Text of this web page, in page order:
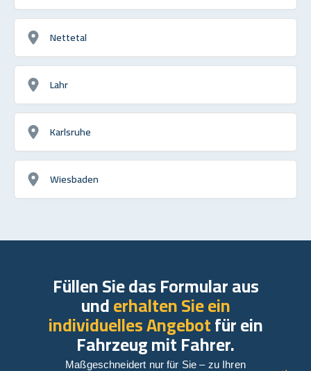
Nettetal
Lahr
Karlsruhe
Wiesbaden
Füllen Sie das Formular aus
underhalten Sie ein
individuelles Angebotfür ein
Fahrzeug mit Fahrer.
Maßgeschneidert nur für Sie – zu Ihren